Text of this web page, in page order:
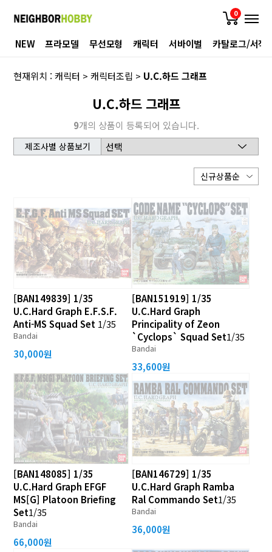
0
NEW 프라모델 무선모형 캐릭터 서바이벌 카탈로그/서적
현재위치 :캐릭터 >캐릭터조립 > U.C.하드 그래프
U.C.하드 그래프
9개의 상품이 등록되어 있습니다.
제조사별 상품보기
[BAN149839] 1/35
U.C.Hard Graph E.F.S.F.
Anti-MS Squad Set 1/35
Bandai
30,000원
[BAN151919] 1/35
U.C.Hard Graph
Principality of Zeon
`Cyclops` Squad Set1/35
Bandai
33,600원
[BAN148085] 1/35
U.C.Hard Graph EFGF
MS[G] Platoon Briefing
Set1/35
Bandai
66,000원
[BAN146729] 1/35
U.C.Hard Graph Ramba
Ral Commando Set1/35
Bandai
36,000원